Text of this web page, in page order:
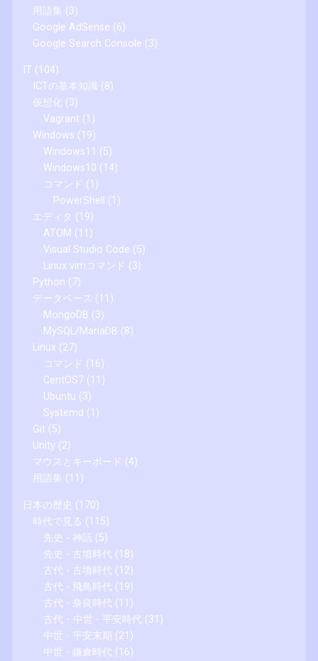
用語集 (3)
Google AdSense (6)
Google Search Console (3)
IT (104)
ICTの基本知識 (8)
仮想化 (3)
Vagrant (1)
Windows (19)
Windows11 (5)
Windows10 (14)
コマンド (1)
PowerShell
(1)
エディタ (19)
ATOM (11)
Visual Studio Code (5)
Linux vimコマンド (3)
Python (7)
データベース (11)
MongoDB (3)
MySQL/MariaDB (8)
Linux (27)
コマンド (16)
CentOS7(11)
Ubuntu (3)
Systemd (1)
Git (5)
Unity (2)
マウスとキーボード (4)
用語集 (11)
日本の歴史 (170)
時代で見る (115)
先史 - 神話 (5)
先史 - 古墳時代 (18)
古代 - 古墳時代 (12)
古代 - 飛鳥時代 (19)
古代 - 奈良時代 (11)
古代・中世 - 平安時代 (31)
中世 - 平安末期 (21)
中世 - 鎌倉時代 (16)